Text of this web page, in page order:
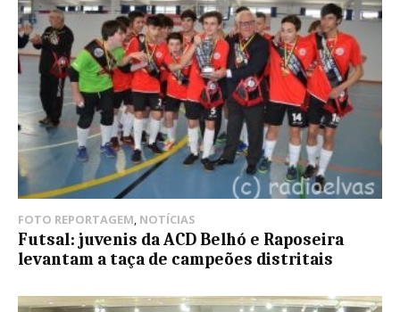
FOTO REPORTAGEM NOTÍCIAS
Futsal: juvenis da ACD Belhó e Raposeira
levantam a taça de campeões distritais